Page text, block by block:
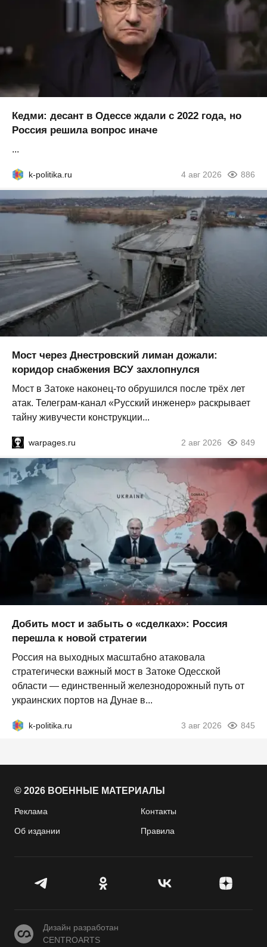
Кедми: десант в Одессе ждали с 2022 года, но
Россия решила вопрос иначе
...
k-politika.ru 4 авг 2026 886
Мост через Днестровский лиман дожали:
коридор снабжения ВСУ захлопнулся
Мост в Затоке наконец-то обрушился после трёх лет
атак. Телеграм-канал «Русский инженер» раскрывает
тайну живучести конструкции...
warpages.ru 2 авг 2026 849
Добить мост и забыть о «сделках»: Россия
перешла к новой стратегии
Россия на выходных масштабно атаковала
стратегически важный мост в Затоке Одесской
области — единственный железнодорожный путь от
украинских портов на Дунае в...
k-politika.ru 3 авг 2026 845
© 2026 ВОЕННЫЕ МАТЕРИАЛЫ
Реклама Контакты
Об издании Правила
CENTROARTS